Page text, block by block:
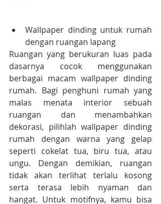
Wallpaper dinding untuk rumah
dengan ruangan lapang
Ruangan yang berukuran luas pada
dasarnya cocok menggunakan
berbagai macam wallpaper dinding
rumah. Bagi penghuni rumah yang
malas menata interior sebuah
ruangan dan menambahkan
dekorasi, pilihlah wallpaper dinding
rumah dengan warna yang gelap
seperti cokelat tua, biru tua, atau
ungu. Dengan demikian, ruangan
tidak akan terlihat terlalu kosong
serta terasa lebih nyaman dan
hangat. Untuk motifnya, kamu bisa